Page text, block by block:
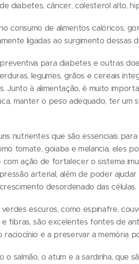
diabetes, câncer, colesterol alto,
consumo de alimentos calóricos,
ligadas ao surgimento dessas
para diabetes e outras
legumes, grãos e cereais
Junto à alimentação, é muito
manter o peso adequado, ter um
nutrientes que são essenciais
tomate, goiaba e melancia, eles
ação de fortalecer o sistema
arterial, além de poder
desordenado das células.
escuros, como espinafre,
e fibras, são excelentes fontes de
raciocínio e a preservar a memória
o salmão, o atum e a sardinha, que